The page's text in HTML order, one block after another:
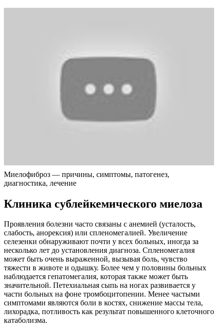
Миелофиброз — причины, симптомы, патогенез,
диагностика, лечение
Клиника сублейкемического миелоза
Проявления болезни часто связаны с анемией (усталость,
слабость, анорексия) или спленомегалией. Увеличение
селезенки обнаруживают почти у всех больных, иногда за
несколько лет до установления диагноза. Спленомегалия
может быть очень выраженной, вызывая боль, чувство
тяжести в животе и одышку. Более чем у половины больных
наблюдается гепатомегалия, которая также может быть
значительной. Петехиальная сыпь на ногах развивается у
части больных на фоне тромбоцитопении. Менее частыми
симптомами являются боли в костях, снижение массы тела,
лихорадка, потливость как результат повышенного клеточного
катаболизма.